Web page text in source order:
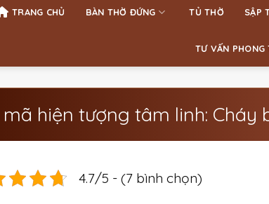
TRANG CHỦ BÀN THỜ ĐỨNG TỦ THỜ SẬP
TƯ VẤN PHONG
mã hiện tượng tâm linh: Cháy
4.7/5 - (7 bình chọn)